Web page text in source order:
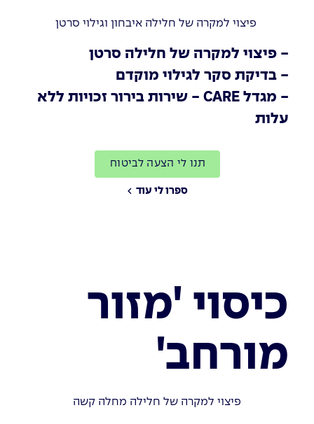
פיצוי למקרה של חלילה איבחון וגילוי סרטן
- פיצוי למקרה של חלילה סרטן
- בדיקת סקר לגילוי מוקדם
- מגדל CARE - שירות בירור זכויות ללא
עלות
תנו לי הצעה לביטוח
ספרו לי עוד
כיסוי 'מזור
מורחב'
פיצוי למקרה של חלילה מחלה קשה